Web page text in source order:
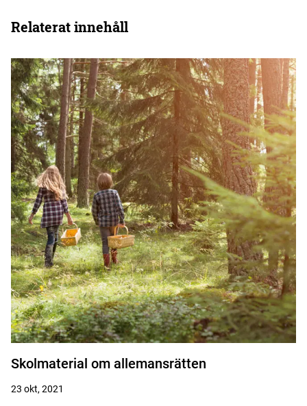
Relaterat innehåll
Skolmaterial om allemansrätten
23 okt, 2021